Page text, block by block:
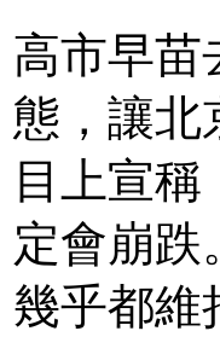
高市早苗
態，讓北
目上宣
定會崩跌
幾乎都維